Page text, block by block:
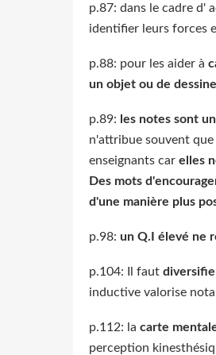
p.87: dans le cadre d'
identifier leurs forces
p.88: pour les aider à
un objet ou de
p.89: les notes sont
n'attribue souvent
enseignants car elles
Des mots
d'une manière plus
p.98: un Q.I élevé ne
p.104: Il faut
inductive valorise
p.112: la carte
perception